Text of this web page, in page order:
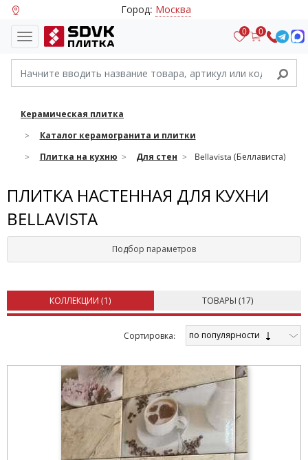
Город: Москва
0 0
Керамическая плитка
Каталог керамогранита и плитки
Плитка на кухню
Для стен Bellavista (Беллависта)
ПЛИТКА НАСТЕННАЯ ДЛЯ КУХНИ
BELLAVISTA
Подбор параметров
КОЛЛЕКЦИИ (1) ТОВАРЫ (17)
Cортировка: по популярности